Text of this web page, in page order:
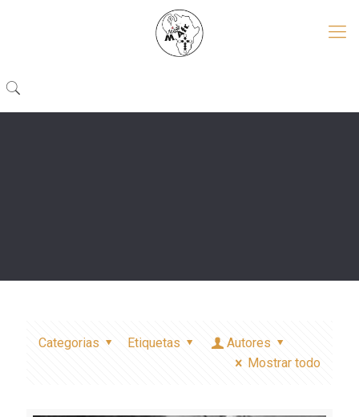
Categorias Etiquetas
Autores
Mostrar todo